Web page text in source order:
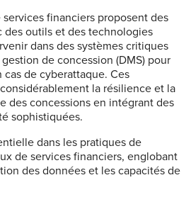
financiers proposent des
des outils et des technologies
dans des systèmes critiques
de concession (DMS) pour
de cyberattaque. Ces
la résilience et la
des concessions en intégrant des
sophistiquées.
dans les pratiques de
de services financiers, englobant
des données et les capacités de